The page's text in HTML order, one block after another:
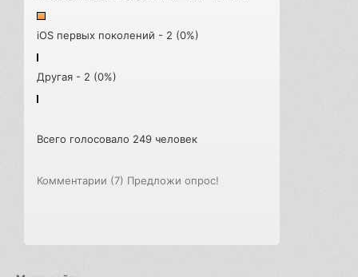
iOS первых поколений - 2 (0%)
Другая - 2 (0%)
Всего голосовало 249 человек
Комментарии (7) Предложи опрос!